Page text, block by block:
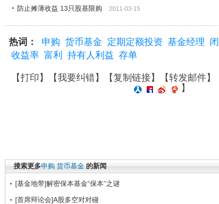
防止摊薄收益 13只股基限购 2011-03-15
热词： 申购 货币基金 定期定额投资 基金经理
收益率 富利 持有人利益 存单
【打印】【我要纠错】【复制链接】【转发邮件】
】
搜索更多申购 货币基金 的新闻
[基金地带]解密保本基金“保本”之谜
[首席辩论会]A股多空对对碰